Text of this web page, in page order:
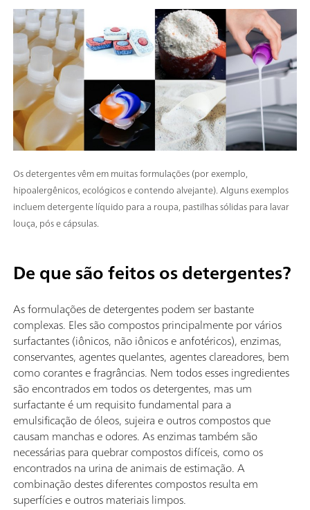
Os detergentes vêm em muitas formulações (por exemplo,
hipoalergênicos, ecológicos e contendo alvejante). Alguns exemplos
incluem detergente líquido para a roupa, pastilhas sólidas para lavar
louça, pós e cápsulas.
De que são feitos os detergentes?
As formulações de detergentes podem ser bastante
complexas. Eles são compostos principalmente por vários
surfactantes (iônicos, não iônicos e anfotéricos), enzimas,
conservantes, agentes quelantes, agentes clareadores, bem
como corantes e fragrâncias. Nem todos esses ingredientes
são encontrados em todos os detergentes, mas um
surfactante é um requisito fundamental para a
emulsificação de óleos, sujeira e outros compostos que
causam manchas e odores. As enzimas também são
necessárias para quebrar compostos difíceis, como os
encontrados na urina de animais de estimação. A
combinação destes diferentes compostos resulta em
superfícies e outros materiais limpos.